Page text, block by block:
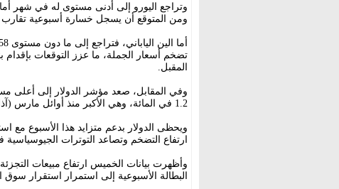
ومن المتوقع أن يسجل خسارة أسبوعية تقارب 1.1 في المائة.
تضخم أسعار الجملة، ما عزز التوقعات بإقدام
المقبل.
وفي المقابل، صعد مؤشر الدولار إلى أعلى
1.2 في المائة، وهي الأكبر منذ أوائل مارس (آذار).
ويحظى الدولار بدعم متزايد هذا الأسبوع مع
ارتفاع التضخم وتصاعد التوترات
وأظهرت بيانات الخميس ارتفاع مبيعات
البطالة الأسبوعية إلى استمرار استقرار سوق